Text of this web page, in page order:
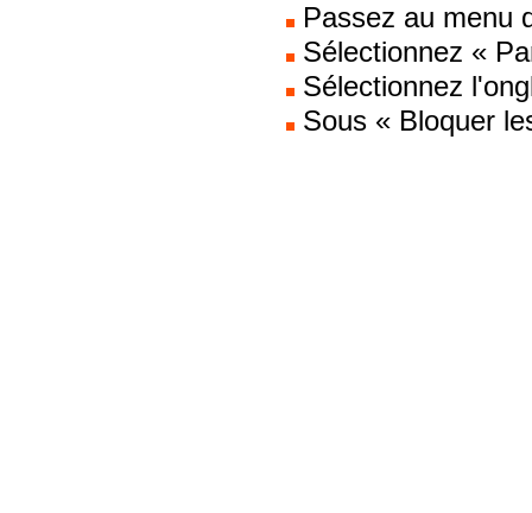
Passez au menu
Sélectionnez «
Sélectionnez
Sous « Bloquer